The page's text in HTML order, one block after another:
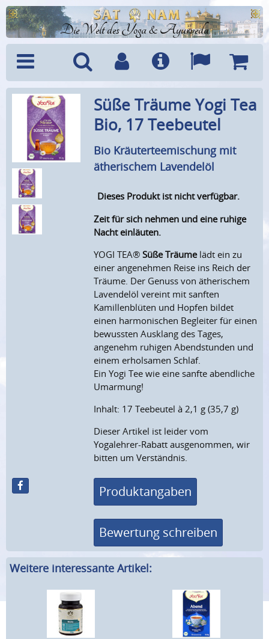
Die Welt des Yoga & Ayurveda
Menü SucheBenutzerkonto
Info Sprachen
Süße Träume Yogi Tea
Bio, 17 Teebeutel
Bio Kräuterteemischung mit
ätherischem Lavendelöl
Dieses Produkt ist nicht verfügbar.
Zeit für sich nehmen und eine ruhige
Nacht einläuten.
YOGI TEA®Süße Träumelädt ein zu
einer angenehmen Reise ins Reich der
Träume. Der Genuss von ätherischem
Lavendelöl vereint mit sanften
Kamillenblüten und Hopfen bildet
einen harmonischen Begleiter für einen
bewussten Ausklang des Tages,
angenehm ruhigen Abendstunden und
einem erholsamen Schlaf.
Ein Yogi Tee wie eine sanfte abendliche
Umarmung!
Inhalt: 17 Teebeutel à 2,1 g (35,7 g)
Dieser Artikel ist leider vom
Yogalehrer-Rabatt ausgenommen, wir
bitten um Verständnis.
Produktangaben
Bewertung schreiben
Weitere interessante Artikel: